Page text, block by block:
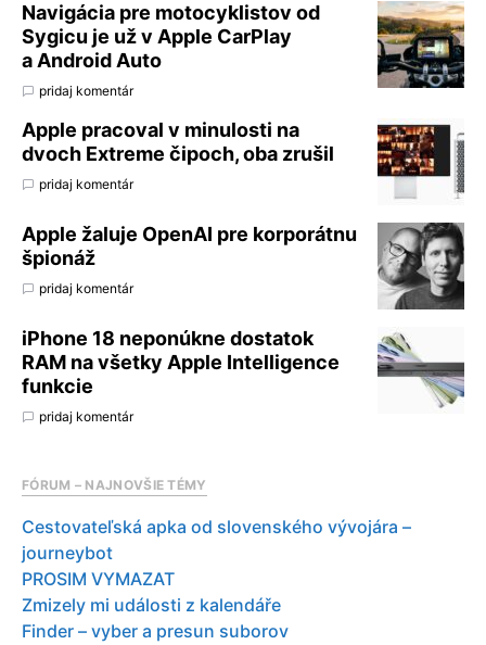
Navigácia pre motocyklistov od
Sygicu je už v Apple CarPlay
a Android Auto
pridaj komentár
Apple pracoval v minulosti na
dvoch Extreme čipoch, oba zrušil
pridaj komentár
Apple žaluje OpenAI pre korporátnu
špionáž
pridaj komentár
iPhone 18 neponúkne dostatok
RAM na všetky Apple Intelligence
funkcie
pridaj komentár
FÓRUM – NAJNOVŠIE TÉMY
Cestovateľská apka od slovenského vývojára –
journeybot
PROSIM VYMAZAT
Zmizely mi události z kalendáře
Finder – vyber a presun suborov